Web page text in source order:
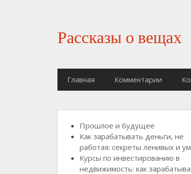
Рассказы о вещах
Главная Комментарии
Прошлое и будущее
Как зарабатывать деньги, не
работая: секреты ленивых и
Курсы по инвестированию в
недвижимость: как